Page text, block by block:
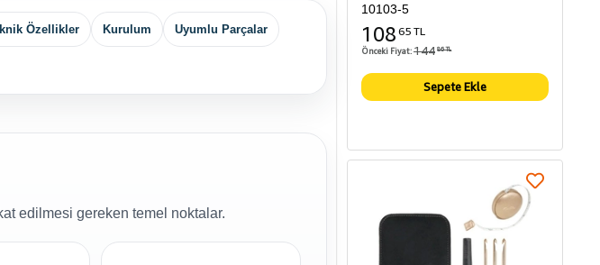
Özellikler Kurulum Uyumlu Parçalar
edilmesi gereken temel noktalar.
10103-5
108 65 TL
Önceki Fiyat:144 86 TL
Sepete Ekle